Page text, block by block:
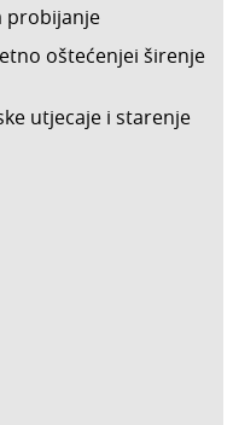
probijanje
oštećenjei širenje
utjecaje i starenje